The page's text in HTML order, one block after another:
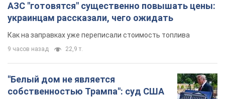
АЗС "готовятся" существенно повышать цены:
украинцам рассказали, чего ожидать
Как на заправках уже переписали стоимость топлива
9 часов назад 22,9 т.
"Белый дом не является
собственностью Трампа": суд США